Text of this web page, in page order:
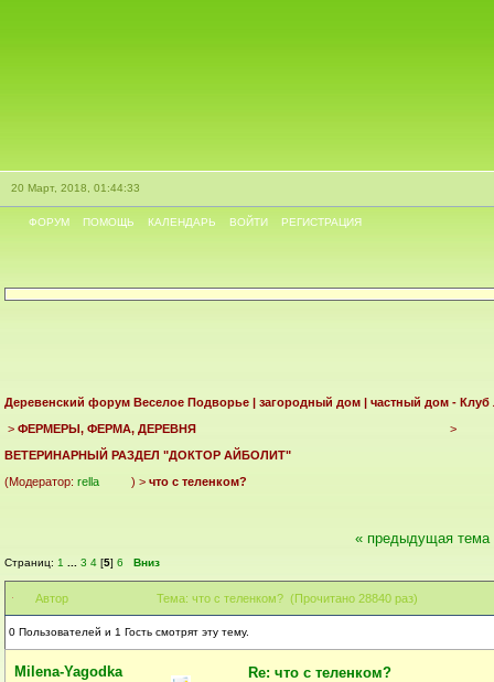
20 Март, 2018, 01:44:33
ФОРУМ ПОМОЩЬ КАЛЕНДАРЬ ВОЙТИ РЕГИСТРАЦИЯ
Деревенский форум Веселое Подворье | загородный дом | частный дом - Клуб
> ФЕРМЕРЫ, ФЕРМА, ДЕРЕВНЯ
>
ВЕТЕРИНАРНЫЙ РАЗДЕЛ "ДОКТОР АЙБОЛИТ"
(Модератор: rella ) > что с теленком?
Страниц: 1 3 4 [5] 6 Вниз
« предыдущая тема
Автор Тема: что с теленком? (Прочитано 28840 раз)
0 Пользователей и 1 Гость смотрят эту тему.
Milena-Yagodka Re: что с теленком?